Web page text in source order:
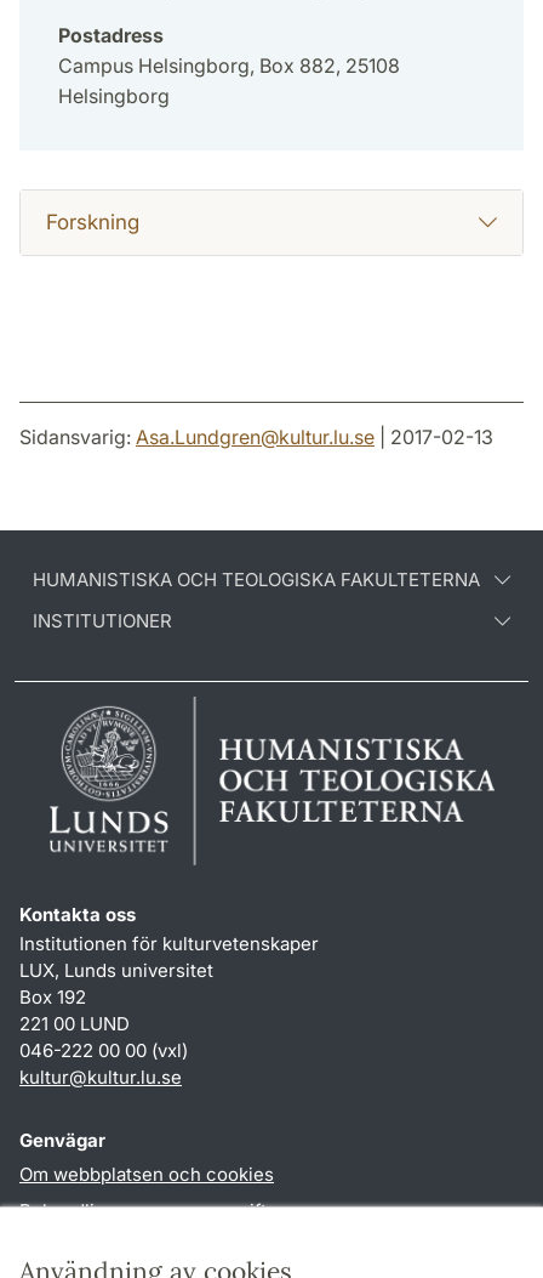
Användning av cookies
Postadress
Campus Helsingborg, Box 882, 25108
Helsingborg
Forskning
Sidansvarig: Asa.Lundgren@kultur.lu.se | 2017-02-13
HUMANISTISKA OCH TEOLOGISKA FAKULTETERNA
INSTITUTIONER
Kontakta oss
Institutionen för kulturvetenskaper
LUX, Lunds universitet
Box 192
221 00 LUND
046-222 00 00 (vxl)
kultur@kultur.lu.se
Genvägar
Om webbplatsen och cookies
Behandling av personuppgifter